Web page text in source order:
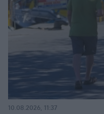
10.08.2026, 11:37